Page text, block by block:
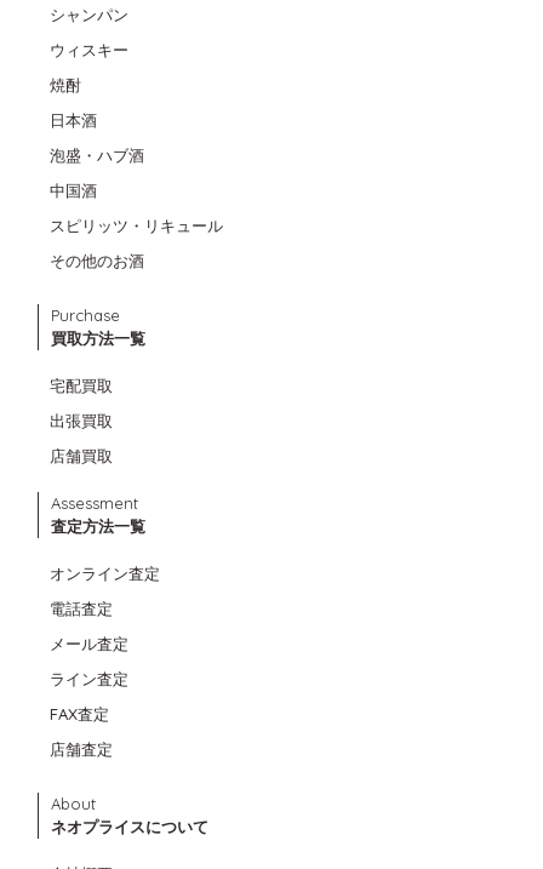
シャンパン
ウィスキー
焼酎
日本酒
泡盛・ハブ酒
中国酒
スピリッツ・リキュール
その他のお酒
Purchase
買取方法一覧
宅配買取
出張買取
店舗買取
Assessment
査定方法一覧
オンライン査定
電話査定
メール査定
ライン査定
FAX査定
店舗査定
About
ネオプライスについて